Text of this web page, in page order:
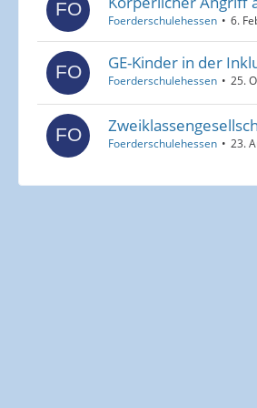
Foerderschulehessen 6.
GE-Kinder in der
Foerderschulehessen 25.
Foerderschulehessen 23.